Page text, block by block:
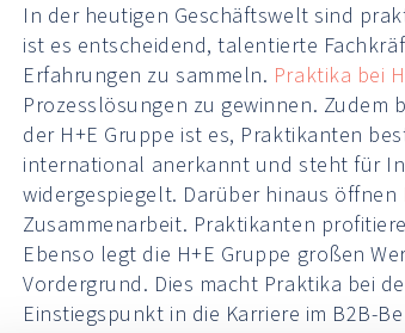
In der heutigen Geschäftswelt sind
ist es entscheidend, talentierte
Erfahrungen zu sammeln. Praktika bei
Prozesslösungen zu gewinnen. Zudem
der H+E Gruppe ist es, Praktikanten
international anerkannt und steht für
widergespiegelt. Darüber hinaus öffnen
Zusammenarbeit. Praktikanten
Ebenso legt die H+E Gruppe großen
Vordergrund. Dies macht Praktika bei
Einstiegspunkt in die Karriere im B2B-